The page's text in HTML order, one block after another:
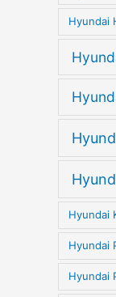
Hyundai
Hyundai
Hyundai
Hyundai